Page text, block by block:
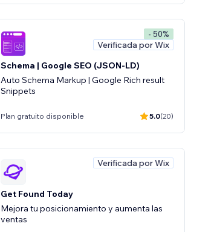
- 50%
Verificada por Wix
Schema | Google SEO (JSON-LD)
Auto Schema Markup | Google Rich result
Snippets
Plan gratuito disponible 5.0(20)
Verificada por Wix
Get Found Today
Mejora tu posicionamiento y aumenta las
ventas